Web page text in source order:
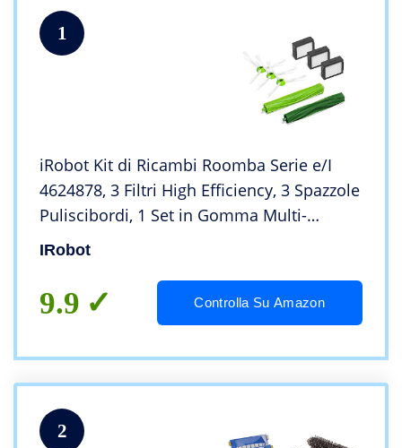
1
iRobot Kit di Ricambi Roomba Serie e/I
4624878, 3 Filtri High Efficiency, 3 Spazzole
Puliscibordi, 1 Set in Gomma Multi-
Superficie, Parti Originali, Verde
IRobot
9.9 Controlla Su Amazon
2